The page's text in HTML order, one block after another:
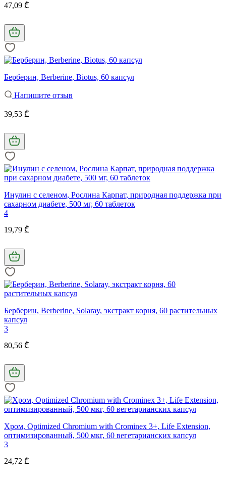
47,09 ₾
Берберин, Berberine, Biotus, 60 капсул
Напишите отзыв
39,53 ₾
Инулин с селеном, Рослина Карпат, природная поддержка при
сахарном диабете, 500 мг, 60 таблеток
4
19,79 ₾
Берберин, Berberine, Solaray, экстракт корня, 60 растительных
капсул
3
80,56 ₾
Хром, Optimized Chromium with Crominex 3+, Life Extension,
оптимизированный, 500 мкг, 60 вегетарианских капсул
3
24,72 ₾